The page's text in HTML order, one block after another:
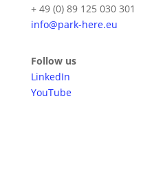
+ 49 (0) 89 125 030 301
info@park-here.eu
Follow us
LinkedIn
YouTube